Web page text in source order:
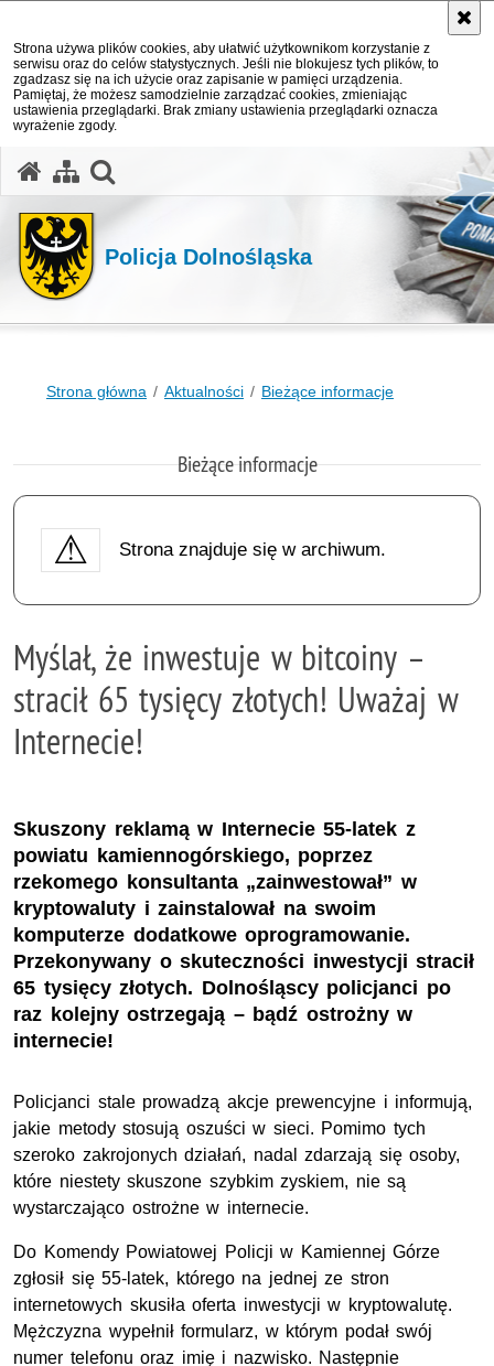
Strona używa plików cookies, aby ułatwić użytkownikom korzystanie z
serwisu oraz do celów statystycznych. Jeśli nie blokujesz tych plików, to
zgadzasz się na ich użycie oraz zapisanie w pamięci urządzenia.
Pamiętaj, że możesz samodzielnie zarządzać cookies, zmieniając
ustawienia przeglądarki. Brak zmiany ustawienia przeglądarki oznacza
wyrażenie zgody.
Policja Dolnośląska
Strona główna Aktualności Bieżące informacje
Bieżące informacje
Strona znajduje się w archiwum.
Myślał, że inwestuje w bitcoiny –
stracił 65 tysięcy złotych! Uważaj w
Internecie!
Skuszony reklamą w Internecie 55-latek z
powiatu kamiennogórskiego, poprzez
rzekomego konsultanta „zainwestował” w
kryptowaluty i zainstalował na swoim
komputerze dodatkowe oprogramowanie.
Przekonywany o skuteczności inwestycji stracił
65 tysięcy złotych. Dolnośląscy policjanci po
raz kolejny ostrzegają – bądź ostrożny w
internecie!
Policjanci stale prowadzą akcje prewencyjne i informują,
jakie metody stosują oszuści w sieci. Pomimo tych
szeroko zakrojonych działań, nadal zdarzają się osoby,
które niestety skuszone szybkim zyskiem, nie są
wystarczająco ostrożne w internecie.
Do Komendy Powiatowej Policji w Kamiennej Górze
zgłosił się 55-latek, którego na jednej ze stron
internetowych skusiła oferta inwestycji w kryptowalutę.
Mężczyzna wypełnił formularz, w którym podał swój
numer telefonu oraz imię i nazwisko. Następnie